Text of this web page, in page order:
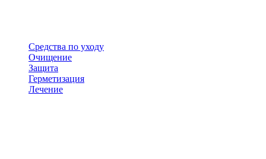
Средства по уходу
Очищение
Защита
Герметизация
Лечение